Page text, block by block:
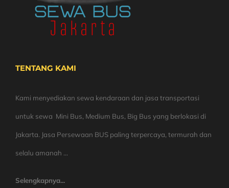
TENTANG KAMI
Kami menyediakan sewa kendaraan dan jasa transportasi
untuk sewa Mini Bus, Medium Bus, Big Bus yang berlokasi di
Jakarta. Jasa Persewaan BUS paling terpercaya, termurah dan
selalu amanah ...
Selengkapnya...